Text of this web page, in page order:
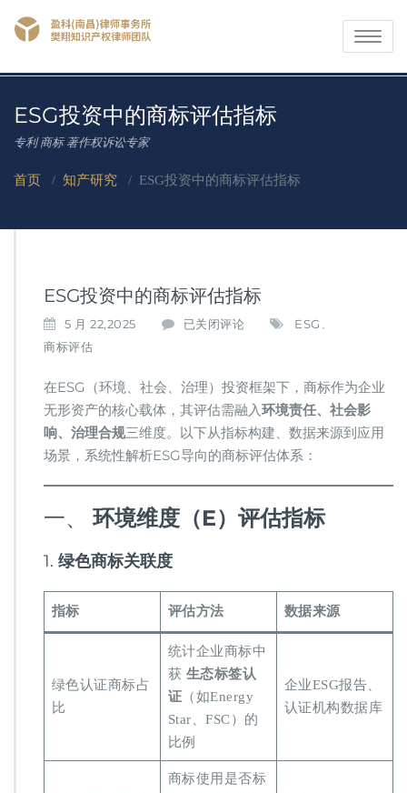
Toggle
​ESG投资中的商标评估指标
专利 商标 著作权诉讼专家
首页 / 知产研究 / ​ESG投资中的商标评估指标
​ESG投资中的商标评估指标
5 月 22,2025
​
G
投
资
中
的
商
标
估
已关闭评论 ESG ,
商标评估
在ESG（环境、社会、治理）投资框架下，商标作为企业
无形资产的核心载体，其评估需融入​​环境责任、社会影
响、治理合规​​三维度。以下从指标构建、数据来源到应用
场景，系统性解析ESG导向的商标评估体系：
一、 ​​环境维度（E）评估指标​
1. ​ ​绿色商标关联度​
​指标​ ​评估方法​ ​数据来源​
绿色认证商标占
比
统计企业商标中
获 ​ ​生态标签认
证​ ​（如Energy
Star、FSC）的
比例
企业ESG报告、
认证机构数据库
商标使用是否标